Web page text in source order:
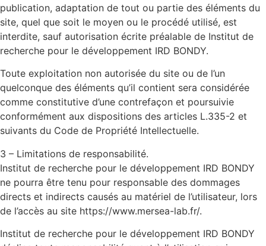
publication, adaptation de tout ou partie des éléments du
site, quel que soit le moyen ou le procédé utilisé, est
interdite, sauf autorisation écrite préalable de Institut de
recherche pour le développement IRD BONDY.
Toute exploitation non autorisée du site ou de l’un
quelconque des éléments qu’il contient sera considérée
comme constitutive d’une contrefaçon et poursuivie
conformément aux dispositions des articles L.335-2 et
suivants du Code de Propriété Intellectuelle.
3 – Limitations de responsabilité.
Institut de recherche pour le développement IRD BONDY
ne pourra être tenu pour responsable des dommages
directs et indirects causés au matériel de l’utilisateur, lors
de l’accès au site https://www.mersea-lab.fr/.
Institut de recherche pour le développement IRD BONDY